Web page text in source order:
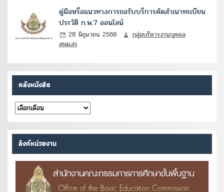
คู่มือหรือแนวทางการขอรับบริการคัดสำเนาทะเบียน
ประวัติ ก.พ.7 ออนไลน์
28 มิถุนายน 2568
กลุ่มบริหารงานบุคคล
สพม.สร
คลังหนังสือ
คลัง
หนังสือ
ลิงค์หน่วยงาน